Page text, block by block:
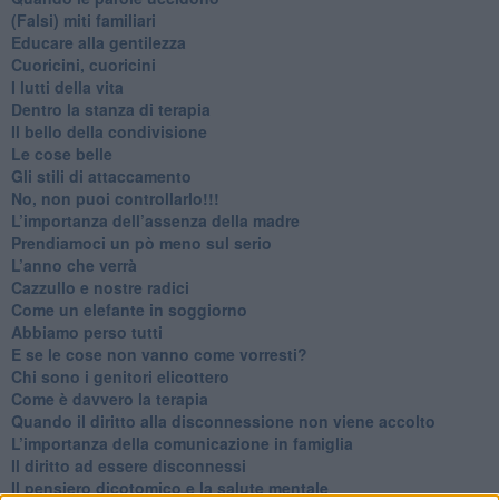
​(Falsi) miti familiari
​Educare alla gentilezza
​Cuoricini, cuoricini
I lutti della vita
​Dentro la stanza di terapia
​Il bello della condivisione
Le cose belle
​Gli stili di attaccamento
No, non puoi controllarlo!!!
​L’importanza dell’assenza della madre
​Prendiamoci un pò meno sul serio
​L’anno che verrà
​Cazzullo e nostre radici
​Come un elefante in soggiorno
​Abbiamo perso tutti
E se le cose non vanno come vorresti?
​Chi sono i genitori elicottero
Come è davvero la terapia
Quando il diritto alla disconnessione non viene accolto
​L’importanza della comunicazione in famiglia
​Il diritto ad essere disconnessi
​Il pensiero dicotomico e la salute mentale